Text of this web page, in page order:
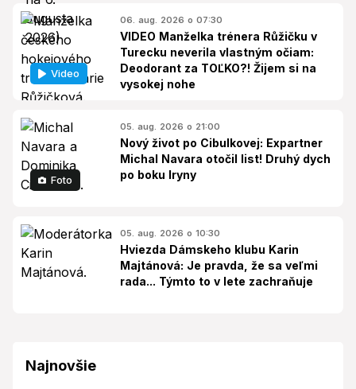
Video
06. aug. 2026 o 07:30
VIDEO Manželka trénera Růžičku v
Turecku neverila vlastným očiam:
Deodorant za TOĽKO?! Žijem si na
vysokej nohe
Foto
05. aug. 2026 o 21:00
Nový život po Cibulkovej: Expartner
Michal Navara otočil list! Druhý dych
po boku Iryny
05. aug. 2026 o 10:30
Hviezda Dámskeho klubu Karin
Majtánová: Je pravda, že sa veľmi
rada... Týmto to v lete zachraňuje
Najnovšie